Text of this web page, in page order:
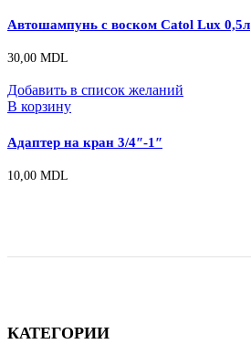
Автошампунь с воском Catol Lux 0,5л
30,00 MDL
Добавить в список желаний
В корзину
Адаптер на кран 3/4″-1″
10,00 MDL
КАТЕГОРИИ